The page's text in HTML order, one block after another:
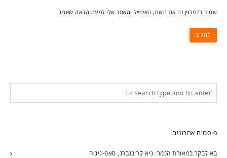
שמור בדפדפן זה את השם, האימייל והאתר שלי לפעם הבאה שאגיב.
פוסטים אחרונים
בא לבקר במאורת הנמר: גיא קרוננברג, סאפ-גיגיה